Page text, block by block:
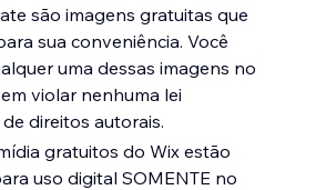
são imagens gratuitas que
sua conveniência. Você
uma dessas imagens no
violar nenhuma lei
direitos autorais.
gratuitos do Wix estão
uso digital SOMENTE no